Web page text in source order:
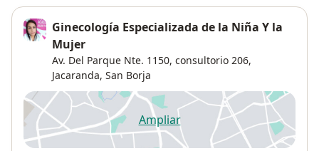
Ginecología Especializada de la Niña Y la
Mujer
Av. Del Parque Nte. 1150, consultorio 206,
Jacaranda, San Borja
Ampliarse abre en una nueva